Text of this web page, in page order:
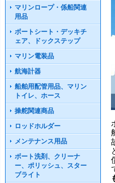
マリンロープ・係船関連
用品
ボートシート・デッキチ
ェア、ドックステップ
マリン電装品
航海計器
船舶用配管用品、マリン
トイレ、ホース
操舵関連商品
ロッドホルダー
メンテナンス用品
ボート洗剤、クリーナ
ー、ポリッシュ、スター
ブライト